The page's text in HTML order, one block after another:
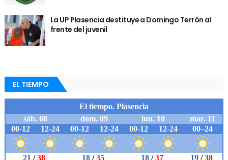
La UP Plasencia destituye a Domingo Terrón al
frente del juvenil
EL TIEMPO